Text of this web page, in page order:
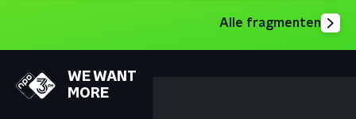
Alle fragmenten
WE WANT
MORE